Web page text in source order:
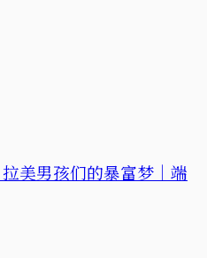
美男孩们的暴富梦｜端